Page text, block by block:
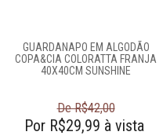
GUARDANAPO EM ALGODÃO
COPA&CIA COLORATTA FRANJA
40X40CM SUNSHINE
De R$42,00
Por R$29,99 à vista